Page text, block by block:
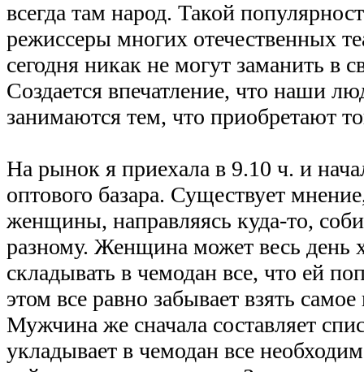
всегда там народ. Такой
режиссеры многих отечественных
сегодня никак не могут заманить в
Создается впечатление, что наши
занимаются тем, что приобретают
На рынок я приехала в 9.10 ч. и
оптового базара. Существует
женщины, направляясь куда-то,
разному. Женщина может весь день
складывать в чемодан все, что ей
этом все равно забывает взять
Мужчина же сначала составляет
укладывает в чемодан все